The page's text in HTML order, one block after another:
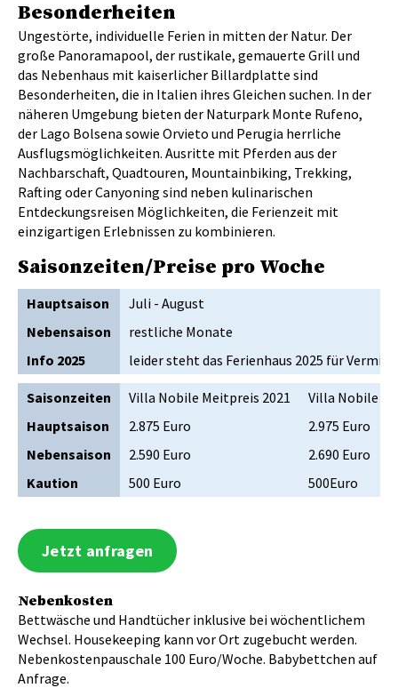
Besonderheiten
Ungestörte, individuelle Ferien in mitten der Natur. Der
große Panoramapool, der rustikale, gemauerte Grill und
das Nebenhaus mit kaiserlicher Billardplatte sind
Besonderheiten, die in Italien ihres Gleichen suchen. In der
näheren Umgebung bieten der Naturpark Monte Rufeno,
der Lago Bolsena sowie Orvieto und Perugia herrliche
Ausflugsmöglichkeiten. Ausritte mit Pferden aus der
Nachbarschaft, Quadtouren, Mountainbiking, Trekking,
Rafting oder Canyoning sind neben kulinarischen
Entdeckungsreisen Möglichkeiten, die Ferienzeit mit
einzigartigen Erlebnissen zu kombinieren.
Saisonzeiten/Preise pro Woche
Hauptsaison
Nebensaison
Info 2025
Juli - August
restliche Monate
leider steht das Ferienhaus 2025 für
Saisonzeiten
Hauptsaison
Nebensaison
Kaution
Villa Nobile Meitpreis 2021
2.875 Euro
2.590 Euro
500 Euro
Villa Nobile
2.975 Euro
2.690 Euro
500Euro
Jetzt anfragen
Nebenkosten
Bettwäsche und Handtücher inklusive bei wöchentlichem
Wechsel. Housekeeping kann vor Ort zugebucht werden.
Nebenkostenpauschale 100 Euro/Woche. Babybettchen auf
Anfrage.